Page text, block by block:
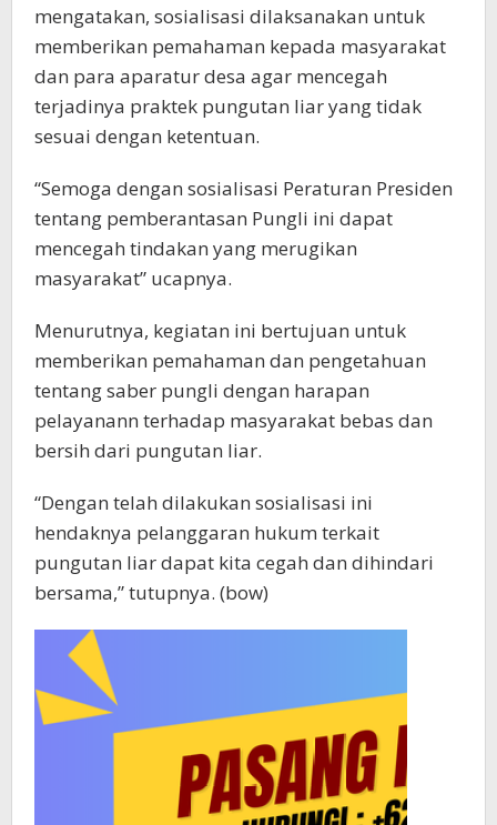
mengatakan, sosialisasi dilaksanakan untuk
memberikan pemahaman kepada masyarakat
dan para aparatur desa agar mencegah
terjadinya praktek pungutan liar yang tidak
sesuai dengan ketentuan.
“Semoga dengan sosialisasi Peraturan Presiden
tentang pemberantasan Pungli ini dapat
mencegah tindakan yang merugikan
masyarakat” ucapnya.
Menurutnya, kegiatan ini bertujuan untuk
memberikan pemahaman dan pengetahuan
tentang saber pungli dengan harapan
pelayanann terhadap masyarakat bebas dan
bersih dari pungutan liar.
“Dengan telah dilakukan sosialisasi ini
hendaknya pelanggaran hukum terkait
pungutan liar dapat kita cegah dan dihindari
bersama,” tutupnya. (bow)